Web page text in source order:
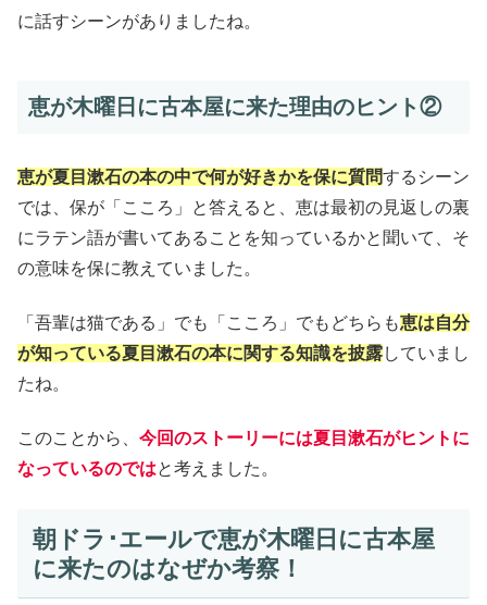
に話すシーンがありましたね。
恵が木曜日に古本屋に来た理由のヒント②
恵が夏目漱石の本の中で何が好きかを保に質問するシーン
では、保が「こころ」と答えると、恵は最初の見返しの裏
にラテン語が書いてあることを知っているかと聞いて、そ
の意味を保に教えていました。
「吾輩は猫である」でも「こころ」でもどちらも恵は自分
が知っている夏目漱石の本に関する知識を披露していまし
たね。
このことから、 今回のストーリーには夏目漱石がヒントに
なっているのではと考えました。
朝ドラ･エールで恵が木曜日に古本屋
に来たのはなぜか考察！